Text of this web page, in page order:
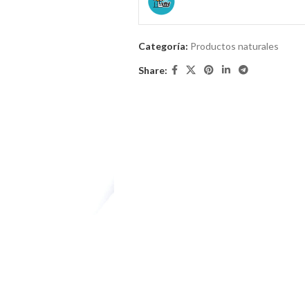
Categoría: Productos naturales
Share: